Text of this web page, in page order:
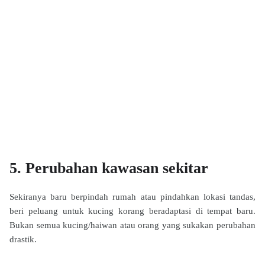
5. Perubahan kawasan sekitar
Sekiranya baru berpindah rumah atau pindahkan lokasi tandas,
beri peluang untuk kucing korang beradaptasi di tempat baru.
Bukan semua kucing/haiwan atau orang yang sukakan perubahan
drastik.